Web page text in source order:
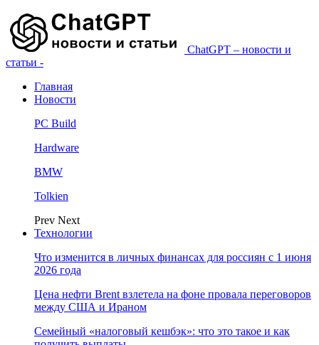
ChatGPT – новости и
статьи -
Главная
Новости
PC Build
Hardware
BMW
Tolkien
Prev Next
Технологии
Что изменится в личных финансах для россиян с 1 июня
2026 года
Цена нефти Brent взлетела на фоне провала переговоров
между США и Ираном
Семейный «налоговый кешбэк»: что это такое и как